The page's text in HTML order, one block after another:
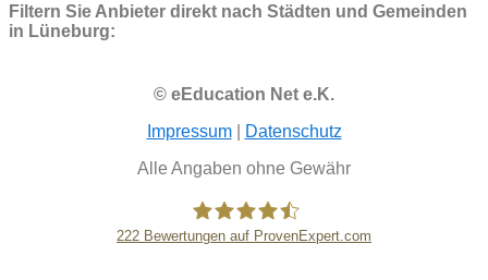
Filtern Sie Anbieter direkt nach Städten und Gemeinden
in Lüneburg:
© eEducation Net e.K.
Impressum|
Datenschutz
Alle Angaben ohne Gewähr
222 Bewertungen auf ProvenExpert.com